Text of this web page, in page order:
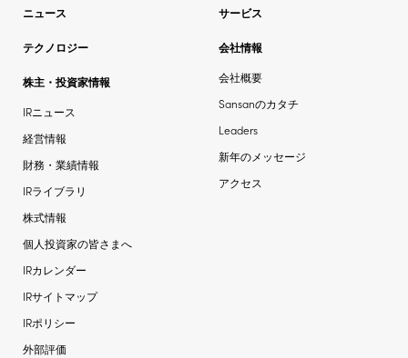
ニュース サービス
テクノロジー
会社情報
会社概要
Sansanのカタチ
Leaders
新年のメッセージ
アクセス
株主・投資家情報
IRニュース
経営情報
財務・業績情報
IRライブラリ
株式情報
個人投資家の皆さまへ
IRカレンダー
IRサイトマップ
IRポリシー
外部評価